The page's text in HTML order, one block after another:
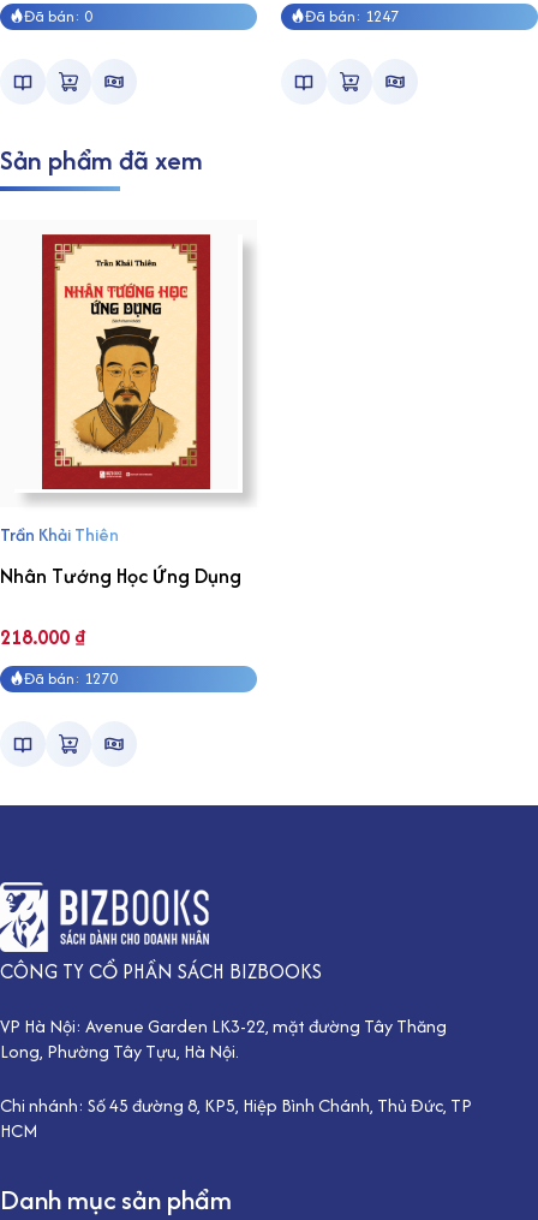
Đã bán: 0 Đã bán: 1247
Sản phẩm đã xem
Trần Khải Thiên
Nhân Tướng Học Ứng Dụng
218.000₫
Đã bán: 1270
CÔNG TY CỔ PHẦN SÁCH BIZBOOKS
VP Hà Nội: Avenue Garden LK3-22, mặt đường Tây Thăng
Long, Phường Tây Tựu, Hà Nội.
Chi nhánh: Số 45 đường 8, KP5, Hiệp Bình Chánh, Thủ Đức, TP
HCM
Danh mục sản phẩm